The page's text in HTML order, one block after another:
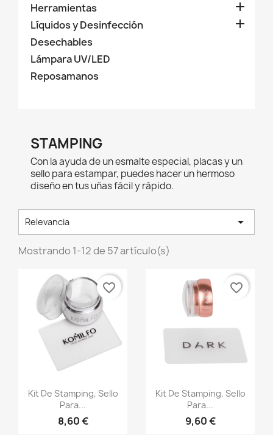
Herramientas

Líquidos y Desinfección 
Desechables
Lámpara UV/LED
Reposamanos
STAMPING
Con la ayuda de un esmalte especial, placas y un
sello para estampar, puedes hacer un hermoso
diseño en tus uñas fácil y rápido.
Relevancia 
Mostrando 1-12 de 57 artículo(s)
Vista rápida
Kit De Stamping, Sello
Para...
8,60 €
favorite_border
Vista rápida
Kit De Stamping, Sello
Para...
9,60 €
favorite_border